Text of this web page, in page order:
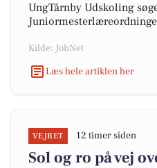
UngTårnby Udskoling
Kilde: JobNet
Læs hele artiklen her
VEJRET 12 timer siden
Sol og ro på vej